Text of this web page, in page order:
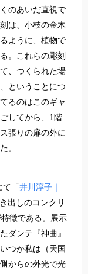
のあいだ直視で
は、小枝の金木
ように、植物で
。これらの彫刻
、つくられた場
ということにつ
るのはこのギャ
してから、1階
張りの扉の外に
。
て「井川淳子｜
出しのコンクリ
徴である。展示
ダンテ『神曲』
つか私は（天国
からの外光で光